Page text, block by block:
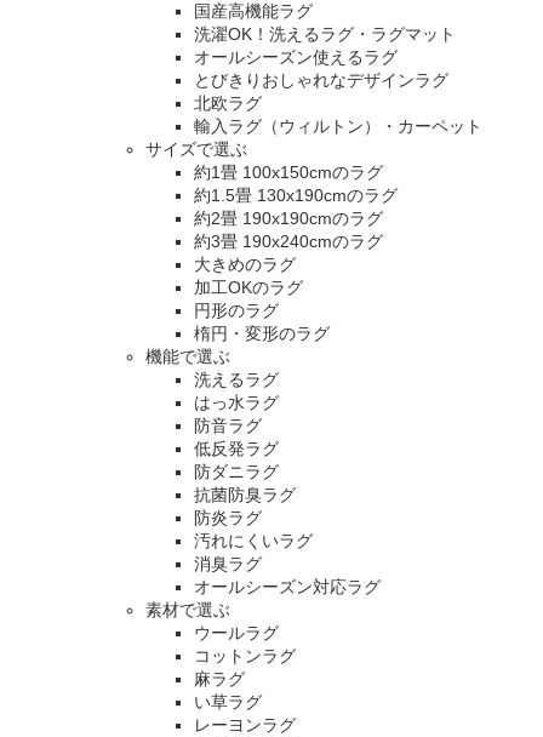
国産高機能ラグ
洗濯OK！洗えるラグ・ラグマット
オールシーズン使えるラグ
とびきりおしゃれなデザインラグ
北欧ラグ
輸入ラグ（ウィルトン）・カーペット
サイズで選ぶ
約1畳 100x150cmのラグ
約1.5畳 130x190cmのラグ
約2畳 190x190cmのラグ
約3畳 190x240cmのラグ
大きめのラグ
加工OKのラグ
円形のラグ
楕円・変形のラグ
機能で選ぶ
洗えるラグ
はっ水ラグ
防音ラグ
低反発ラグ
防ダニラグ
抗菌防臭ラグ
防炎ラグ
汚れにくいラグ
消臭ラグ
オールシーズン対応ラグ
素材で選ぶ
ウールラグ
コットンラグ
麻ラグ
い草ラグ
レーヨンラグ